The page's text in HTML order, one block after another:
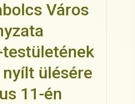
Város
ülésére
11-én